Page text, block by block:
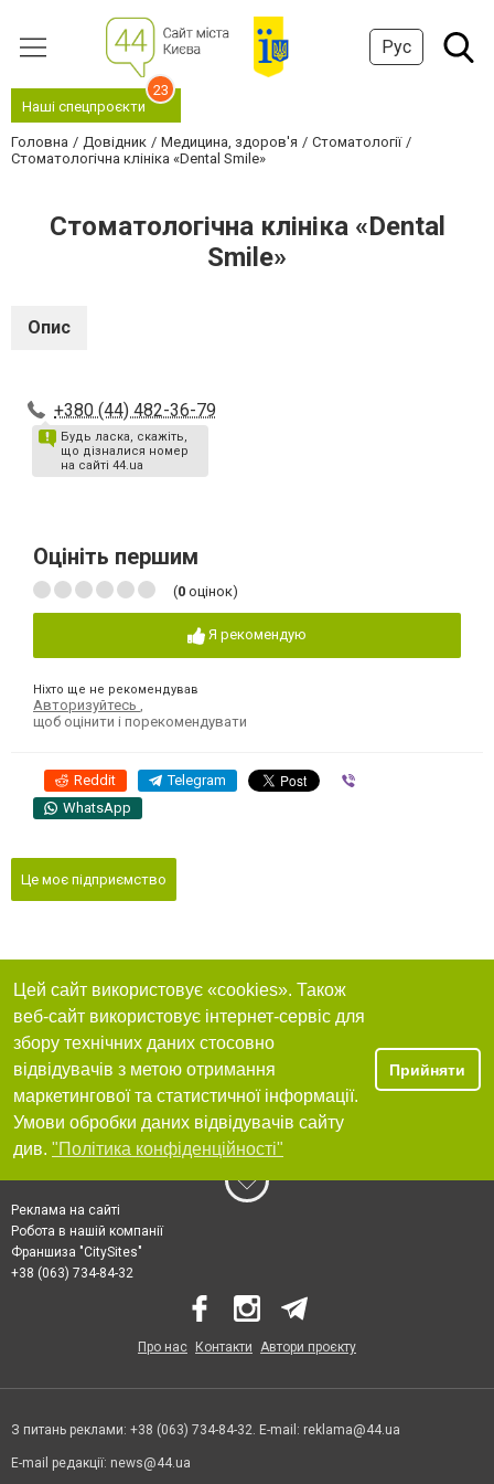
Рус
Наші спецпроєкти
23
Головна Довідник Медицина, здоров'я
Стоматології
Стоматологічна клініка «Dental Smile»
Стоматологічна клініка «Dental
Smile»
Опис
+380 (44) 482-36-79
Будь ласка, скажіть,
що дізналися номер
на сайті 44.ua
Оцініть першим
(0 оцінок)
Я рекомендую
Ніхто ще не рекомендував
Авторизуйтесь
щоб оцінити і порекомендувати
Reddit Telegram
WhatsApp
Це моє підприємство
Цей сайт використовує «cookies». Також
веб-сайт використовує інтернет-сервіс для
збору технічних даних стосовно
відвідувачів з метою отримання
маркетингової та статистичної інформації.
Умови обробки даних відвідувачів сайту
див. "Політика конфіденційності"
Прийняти
Реклама на сайті
Робота в нашій компанії
Франшиза "CitySites"
+38 (063) 734-84-32
Про нас Контакти Автори проєкту
З питань реклами: +38 (063) 734-84-32. E-mail: reklama@44.ua
E-mail редакції: news@44.ua